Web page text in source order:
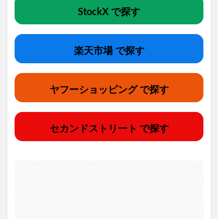
StockX で探す
楽天市場 で探す
ヤフーショッピング で探す
セカンドストリート で探す